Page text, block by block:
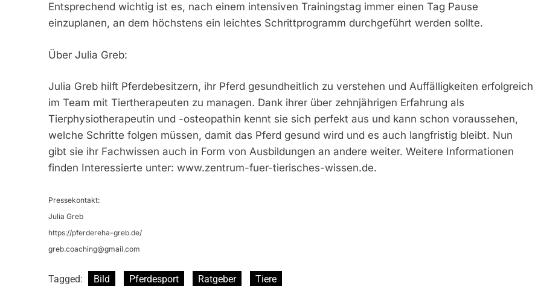
Entsprechend wichtig ist es, nach einem intensiven Trainingstag immer einen Tag Pause
einzuplanen, an dem höchstens ein leichtes Schrittprogramm durchgeführt werden sollte.
Über Julia Greb:
Julia Greb hilft Pferdebesitzern, ihr Pferd gesundheitlich zu verstehen und Auffälligkeiten erfolgreich
im Team mit Tiertherapeuten zu managen. Dank ihrer über zehnjährigen Erfahrung als
Tierphysiotherapeutin und -osteopathin kennt sie sich perfekt aus und kann schon voraussehen,
welche Schritte folgen müssen, damit das Pferd gesund wird und es auch langfristig bleibt. Nun
gibt sie ihr Fachwissen auch in Form von Ausbildungen an andere weiter. Weitere Informationen
finden Interessierte unter: www.zentrum-fuer-tierisches-wissen.de.
Pressekontakt:
Julia Greb
https://pferdereha-greb.de/
greb.coaching@gmail.com
Tagged: Bild Pferdesport Ratgeber Tiere